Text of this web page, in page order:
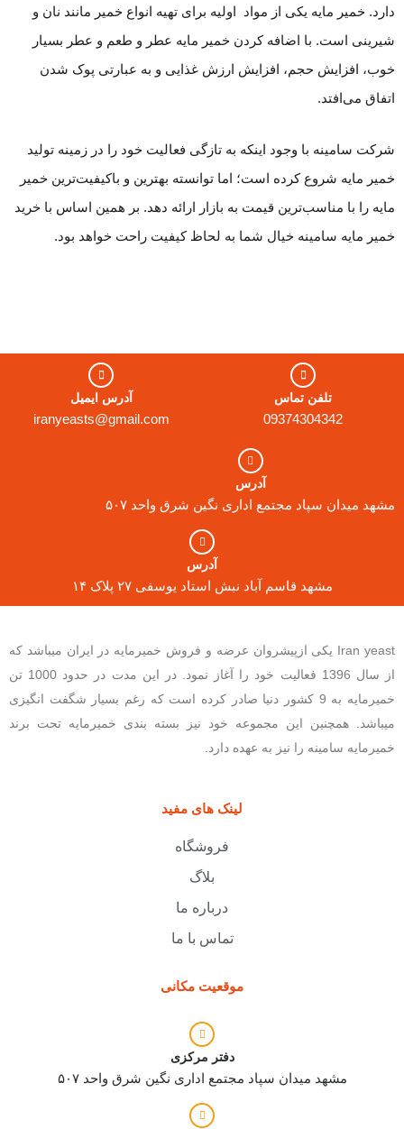
دارد. خمیر مایه یکی از مواد اولیه برای تهیه انواع خمیر مانند نان و
شیرینی است. با اضافه کردن خمیر مایه عطر و طعم و عطر بسیار
خوب، افزایش حجم، افزایش ارزش غذایی و به عبارتی پوک شدن
اتفاق می‌افتد.
شرکت سامینه با وجود اینکه به تازگی فعالیت خود را در زمینه تولید
خمیر مایه شروع کرده است؛ اما توانسته بهترین و باکیفیت‌ترین خمیر
مایه‌ را با مناسب‌ترین قیمت به بازار ارائه دهد. بر همین اساس با خرید
خمیر مایه سامینه خیال شما به لحاظ کیفیت راحت خواهد بود.
تلفن تماس
09374304342
آدرس ایمیل
iranyeasts@gmail.com
آدرس
مشهد میدان سپاد مجتمع اداری نگین شرق واحد ۵۰۷
آدرس
مشهد قاسم آباد نبش استاد یوسفی ۲۷ پلاک ۱۴
Iran yeast یکی ازپیشروان عرضه و فروش خمیرمایه در ایران میباشد که
از سال 1396 فعالیت خود را آغاز نمود. در این مدت در حدود 1000 تن
خمیرمایه به 9 کشور دنیا صادر کرده است که رغم بسیار شگفت انگیزی
میباشد. همچنین این مجموعه خود نیز بسته بندی خمیرمایه تحت برند
خمیرمایه سامینه را نیز به عهده دارد.
لینک های مفید
فروشگاه
بلاگ
درباره ما
تماس با ما
موقعیت مکانی
دفتر مرکزی
مشهد میدان سپاد مجتمع اداری نگین شرق واحد ۵۰۷